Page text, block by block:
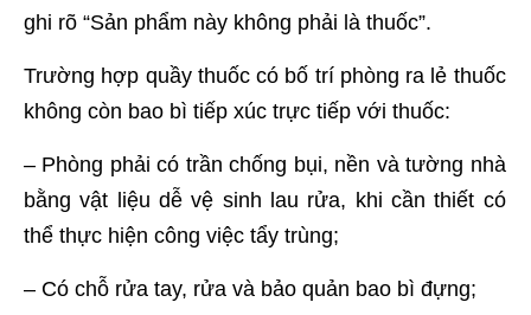
ghi rõ “Sản phẩm này không phải là thuốc”.
Trường hợp quầy thuốc có bố trí phòng ra lẻ thuốc
không còn bao bì tiếp xúc trực tiếp với thuốc:
– Phòng phải có trần chống bụi, nền và tường nhà
bằng vật liệu dễ vệ sinh lau rửa, khi cần thiết có
thể thực hiện công việc tẩy trùng;
– Có chỗ rửa tay, rửa và bảo quản bao bì đựng;